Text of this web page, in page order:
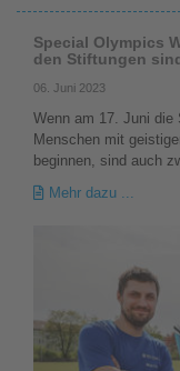
Special Olympics
den Stiftungen
06. Juni 2023
Wenn am 17. Juni
Menschen mit
beginnen, sind auch
Mehr dazu ...